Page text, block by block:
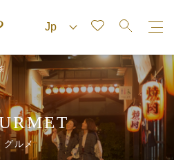
グルメ